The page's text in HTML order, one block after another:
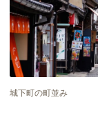
城下町の町並み